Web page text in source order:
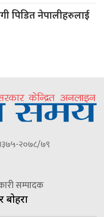
पिडित नेपालीहरुलाई
३३७५-२०७८/७९
सम्पादक
बोहरा